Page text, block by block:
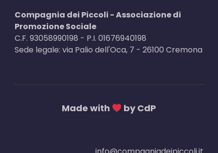
Compagnia dei Piccoli - Associazione di
Promozione Sociale
C.F. 93058990198 - P.I. 01676940198
Sede legale: via Palio dell'Oca, 7 - 26100 Cremona
Made with by CdP